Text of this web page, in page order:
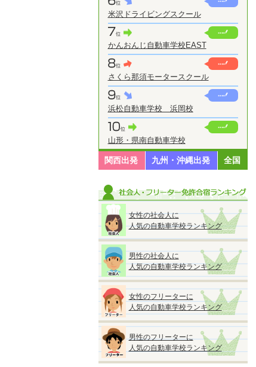
米沢ドライビングスクール
かんおんじ自動車学校EAST
さくら那須モータースクール
浜松自動車学校 浜岡校
山形・県南自動車学校
関西出発 九州・沖縄出発 全国
女性の社会人に
人気の自動車学校ランキング
男性の社会人に
人気の自動車学校ランキング
女性のフリーターに
人気の自動車学校ランキング
男性のフリーターに
人気の自動車学校ランキング